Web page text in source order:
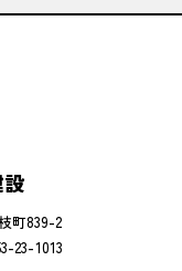
町839-2
23-1013